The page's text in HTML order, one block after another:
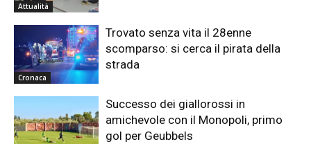
Attualità
Cronaca
Trovato senza vita il 28enne
scomparso: si cerca il pirata della
strada
Successo dei giallorossi in
amichevole con il Monopoli, primo
gol per Geubbels